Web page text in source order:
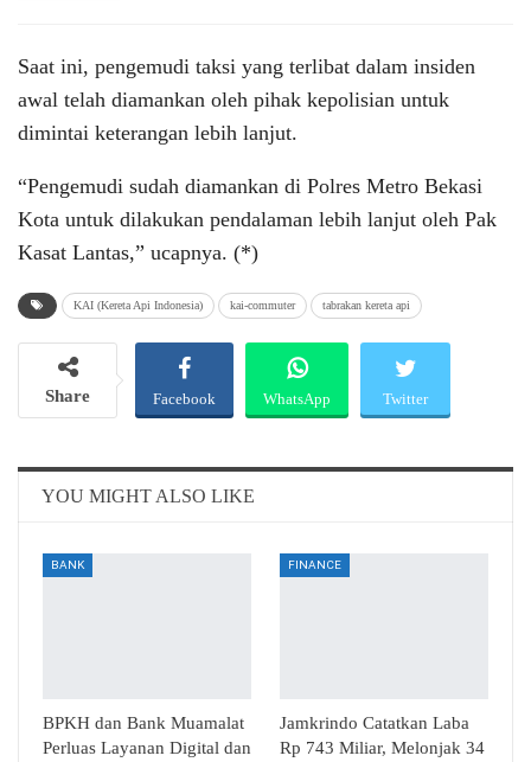
Saat ini, pengemudi taksi yang terlibat dalam insiden
awal telah diamankan oleh pihak kepolisian untuk
dimintai keterangan lebih lanjut.
“Pengemudi sudah diamankan di Polres Metro Bekasi
Kota untuk dilakukan pendalaman lebih lanjut oleh Pak
Kasat Lantas,” ucapnya. (*)
KAI (Kereta Api Indonesia) kai-commuter tabrakan kereta api
Share Facebook WhatsApp Twitter
Email
YOU MIGHT ALSO LIKE
BANK
BPKH dan Bank Muamalat
Perluas Layanan Digital dan
FINANCE
Jamkrindo Catatkan Laba
Rp 743 Miliar, Melonjak 34